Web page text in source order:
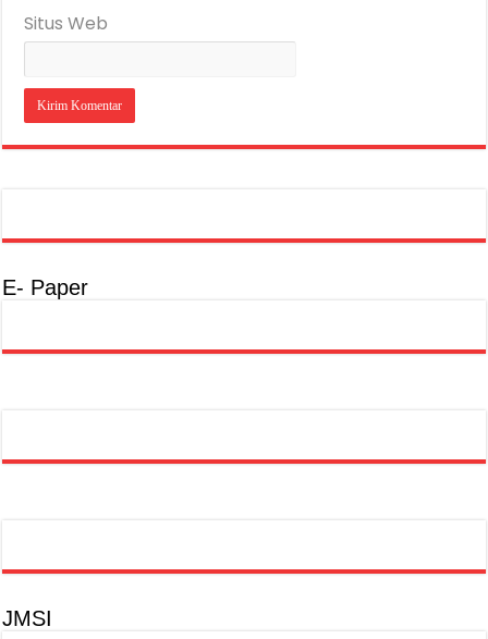
Situs Web
E- Paper
JMSI